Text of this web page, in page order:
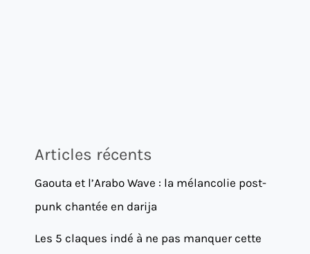
Articles récents
Gaouta et l’Arabo Wave : la mélancolie post-
punk chantée en darija
Les 5 claques indé à ne pas manquer cette